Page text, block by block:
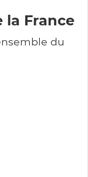
France
du